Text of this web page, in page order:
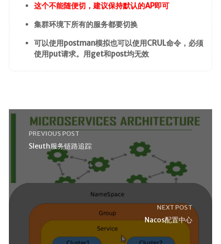
这个不能随便切，建议保持默认的AP即可
集群环境下所有的服务都要切换
可以使用postman模拟也可以使用CRUL命令，必须
使用put请求。用get和post均无效
PREVIOUS POST
Sleuth服务链路追踪
NEXT POST
Nacos配置中心